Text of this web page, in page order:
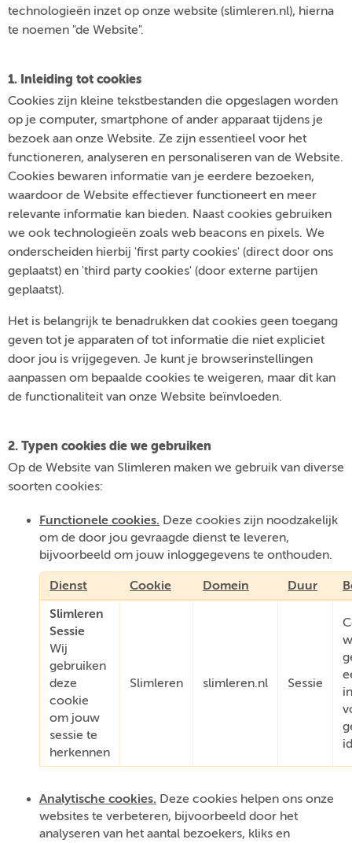
technologieën inzet op onze website (slimleren.nl), hierna
te noemen "de Website".
1. Inleiding tot cookies
Cookies zijn kleine tekstbestanden die opgeslagen worden
op je computer, smartphone of ander apparaat tijdens je
bezoek aan onze Website. Ze zijn essentieel voor het
functioneren, analyseren en personaliseren van de Website.
Cookies bewaren informatie van je eerdere bezoeken,
waardoor de Website effectiever functioneert en meer
relevante informatie kan bieden. Naast cookies gebruiken
we ook technologieën zoals web beacons en pixels. We
onderscheiden hierbij 'first party cookies' (direct door ons
geplaatst) en 'third party cookies' (door externe partijen
geplaatst).
Het is belangrijk te benadrukken dat cookies geen toegang
geven tot je apparaten of tot informatie die niet expliciet
door jou is vrijgegeven. Je kunt je browserinstellingen
aanpassen om bepaalde cookies te weigeren, maar dit kan
de functionaliteit van onze Website beïnvloeden.
2. Typen cookies die we gebruiken
Op de Website van Slimleren maken we gebruik van diverse
soorten cookies:
Functionele cookies. Deze cookies zijn noodzakelijk
om de door jou gevraagde dienst te leveren,
bijvoorbeeld om jouw inloggegevens te onthouden.
Dienst Cookie Domein Duur
Slimleren
Sessie
Wij
gebruiken
deze
cookie
om jouw
sessie te
herkennen
Slimleren slimleren.nl Sessie
Analytische cookies. Deze cookies helpen ons onze
websites te verbeteren, bijvoorbeeld door het
analyseren van het aantal bezoekers, kliks en